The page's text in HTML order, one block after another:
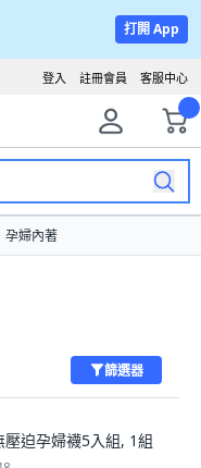
打開 App
客服中心
註冊會員
登入
孕婦內著
篩選器
壓迫孕婦襪5入組, 1組